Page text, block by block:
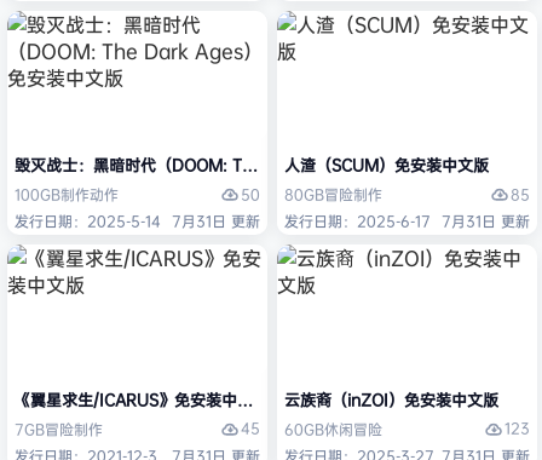
毁灭战士：黑暗时代（DOOM: The Dark Ages）免安装中文版
100GB制作动作
50
发行日期：2025-5-14 7月31日 更新
人渣（SCUM）免安装中文版
80GB冒险制作
85
发行日期：2025-6-17 7月31日 更新
《翼星求生/ICARUS》免安装中文版
7GB冒险制作
45
发行日期：2021-12-3
7月31日 更新
云族裔（inZOI）免安装中文版
60GB休闲冒险
123
发行日期：2025-3-27 7月31日 更新